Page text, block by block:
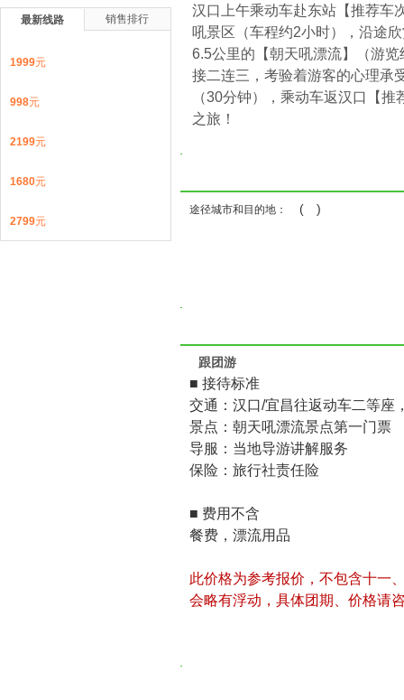
汉口上午乘动车赴东站【推荐车
吼景区（车程约2小时），沿途
6.5公里的【朝天吼漂流】（游
接二连三，考验着游客的心理承
（30分钟），乘动车返汉口【
之旅！
途径城市和目的地： ( )
跟团游
■ 接待标准
交通：汉口/宜昌往返动车二等座
景点：朝天吼漂流景点第一门票
导服：当地导游讲解服务
保险：旅行社责任险
■ 费用不含
餐费，漂流用品
此价格为参考报价，不包含十一
会略有浮动，具体团期、价格请
最新线路 销售排行
1999元
998元
2199元
1680元
2799元